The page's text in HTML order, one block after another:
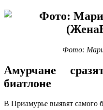
Фото:
Амурчане
биатлоне
В Приамурье выявят самого